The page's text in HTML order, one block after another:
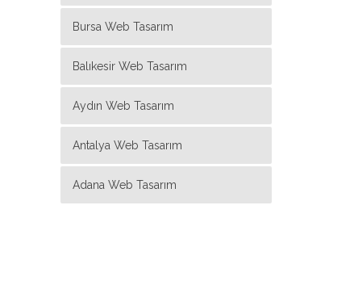
Bursa Web Tasarım
Balıkesir Web Tasarım
Aydın Web Tasarım
Antalya Web Tasarım
Adana Web Tasarım